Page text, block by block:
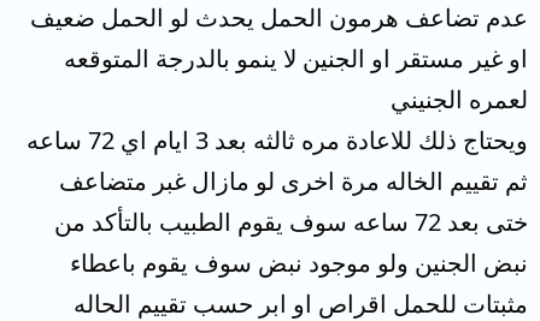
عدم تضاعف هرمون الحمل يحدث لو الحمل ضعيف
او غير مستقر او الجنين لا ينمو بالدرجة المتوقعه
لعمره الجنيني
ويحتاج ذلك للاعادة مره ثالثه بعد 3 ايام اي 72 ساعه
ثم تقييم الخاله مرة اخرى لو مازال غبر متضاعف
ختى بعد 72 ساعه سوف يقوم الطبيب بالتأكد من
نبض الجنين ولو موجود نبض سوف يقوم باعطاء
مثبتات للحمل اقراص او ابر حسب تقييم الحاله